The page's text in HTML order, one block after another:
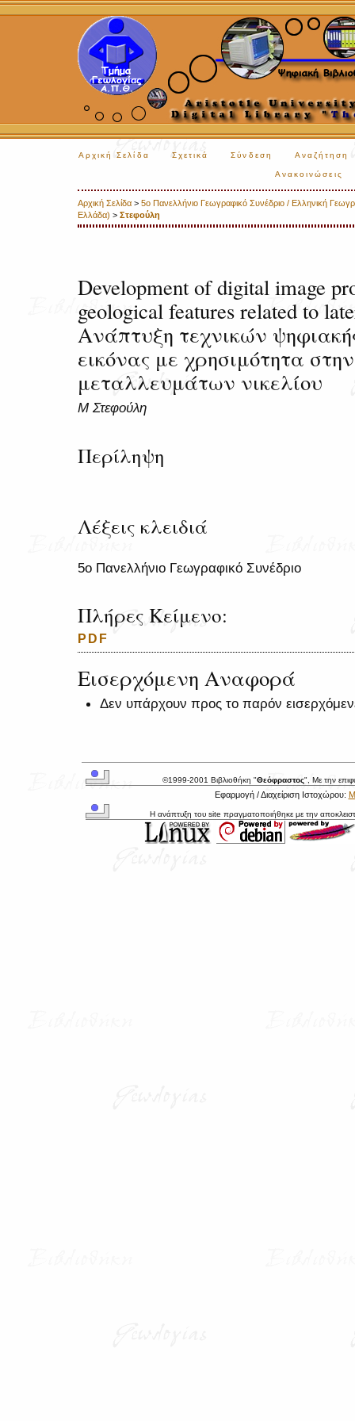
Αρχική Σελίδα Σχετικά Σύνδεση Αναζήτηση
Ανακοινώσεις
Αρχική Σελίδα > 5o Πανελλήνιο Γεωγραφικό Συνέδριο / Ελληνική
Ελλάδα) > Στεφούλη
Development of digital image
geological features related to
Ανάπτυξη τεχνικών
εικόνας με χρησιμότητα
μεταλλευμάτων νικελίου
Μ Στεφούλη
Περίληψη
Λέξεις κλειδιά
5ο Πανελλήνιο Γεωγραφικό Συνέδριο
Πλήρες Κείμενο:
PDF
Εισερχόμενη Αναφορά
Δεν υπάρχουν προς το παρόν
©1999-2001 Βιβλιοθήκη "Θεόφραστος", Με την
Εφαρμογή / Διαχείριση Ιστοχώρου:
Η ανάπτυξη του site πραγματοποιήθηκε με την